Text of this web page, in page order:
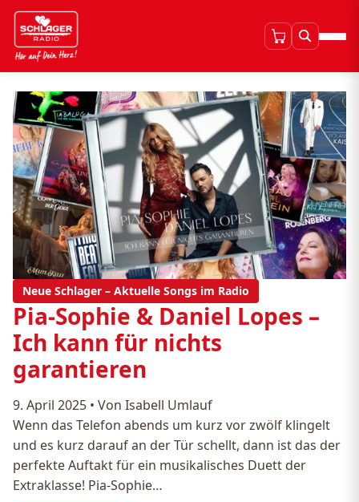
Neue Schlager – Aktuelle Songs im Radio
Pia-Sophie & Daniel Lopes –
Ich kann für nichts
garantieren
9. April 2025 • Von Isabell Umlauf
Wenn das Telefon abends um kurz vor zwölf klingelt
und es kurz darauf an der Tür schellt, dann ist das der
perfekte Auftakt für ein musikalisches Duett der
Extraklasse! Pia-Sophie…